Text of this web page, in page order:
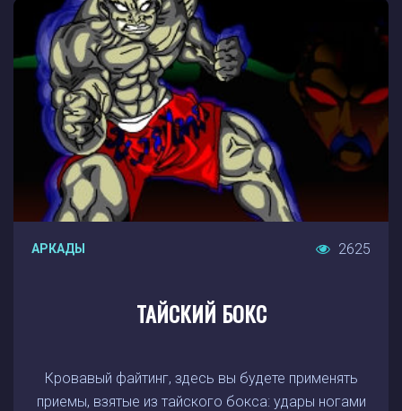
АРКАДЫ 2625
ТАЙСКИЙ БОКС
Кровавый файтинг, здесь вы будете применять
приемы, взятые из тайского бокса: удары ногами